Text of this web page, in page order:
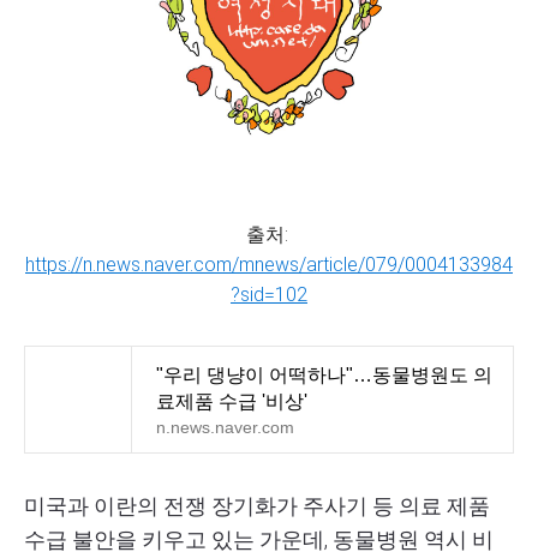
출처:
https://n.news.naver.com/mnews/article/079/0004133984
?sid=102
"우리 댕냥이 어떡하나"…동물병원도 의
료제품 수급 '비상'
n.news.naver.com
미국과 이란의 전쟁 장기화가 주사기 등 의료 제품
수급 불안을 키우고 있는 가운데, 동물병원 역시 비